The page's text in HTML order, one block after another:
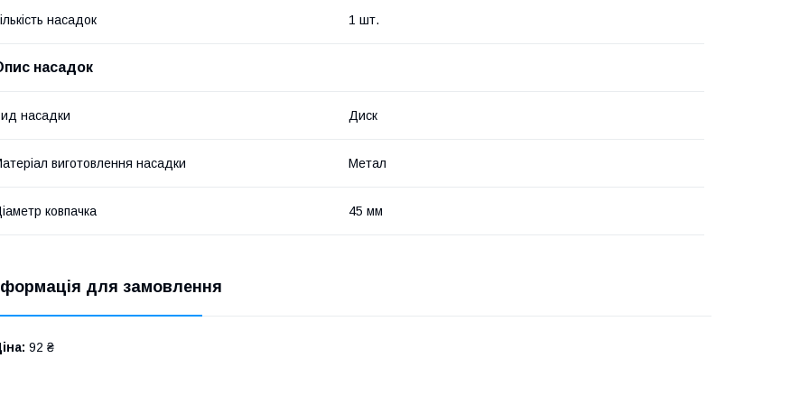
насадок 1 шт.
насадок
насадки Диск
виготовлення насадки Метал
ковпачка 45 мм
для замовлення
92 ₴